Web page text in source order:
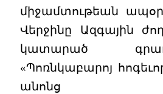
միջամտութեան
Վերջինը Ազգային
կատարած
«Պոռնկաբարոյ
անոնց